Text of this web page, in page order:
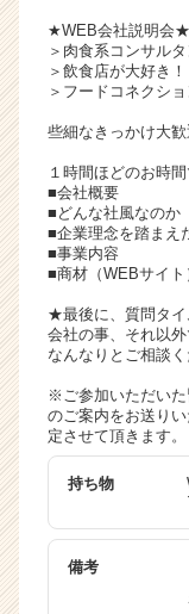
★WEB会社説明会★
＞肉食系コンサル
＞飲食店が大好き！
＞フードコネクシ
些細なきっかけ大
１時間ほどのお時
■会社概要
■どんな社風なのか
■企業理念を踏まえ
■事業内容
■商材（WEBサイ
★最後に、質問タイ
会社の事、それ以外
なんなりとご相談く
※ご参加いただい
のご案内をお送り
定させて頂きます。
持ち物
備考